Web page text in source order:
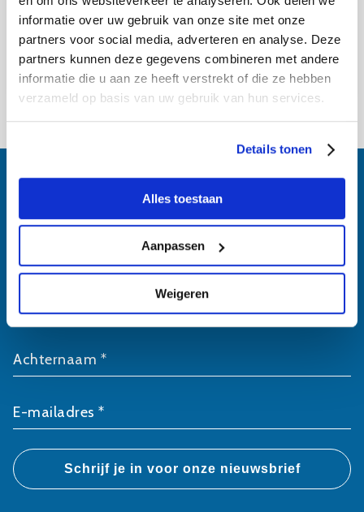
informatie over uw gebruik van onze site met onze
partners voor social media, adverteren en analyse. Deze
partners kunnen deze gegevens combineren met andere
informatie die u aan ze heeft verstrekt of die ze hebben
verzameld op basis van uw gebruik van hun services.
Details tonen
Alles toestaan
Aanpassen
Weigeren
Wil jij in het huwelijksbootje stappen in een
van de mooiste natuurgebieden van...
Trouwlocatie
Schrijf je in voor
onze nieuwsbrief
Achternaam *
E-mailadres *